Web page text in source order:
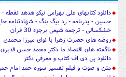
دانلود کتابهای علی بهرامی نیکو هدهد نقطه
حسین - پدرنامه - رد بیگ بنگ - شهادتنامه
خشکسالی - ترجمه شیعی برجزء 30 قرآن
روضه های حضرت زهرا با نوای میرزا محمدی
ناگفته های اقتصاد ما دکتر محمد حسن
دانلود پی دی اف کتاب و معرفی دکتر
متن و صوت و فیلم تفسیر سوره حمد امام خمینی ره